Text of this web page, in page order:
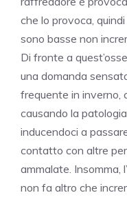
che lo provoca,
sono basse non
Di fronte a
una domanda
frequente in inverno,
causando la
inducendoci a
contatto con altre
ammalate. Insomma,
non fa altro che